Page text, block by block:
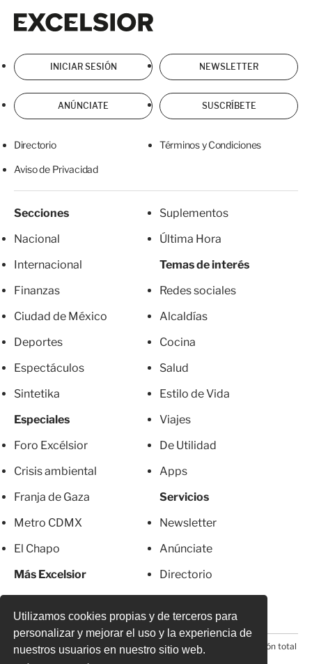
Utilizamos cookies propias y de terceros para
personalizar y mejorar el uso y la experiencia de
nuestros usuarios en nuestro sitio web.
INICIAR SESIÓN NEWSLETTER
ANÚNCIATE SUSCRÍBETE
Directorio Términos y Condiciones
Aviso de Privacidad
Secciones
Nacional
Internacional
Finanzas
Ciudad de México
Deportes
Espectáculos
Sintetika
Especiales
Foro Excélsior
Crisis ambiental
Franja de Gaza
Metro CDMX
El Chapo
Más Excelsior
Suplementos
Última Hora
Temas de interés
Redes sociales
Alcaldías
Cocina
Salud
Estilo de Vida
Viajes
De Utilidad
Apps
Servicios
Newsletter
Anúnciate
Directorio
© 2026 Todos los derechos reservados. Prohibida la reproducción total
o parcial, incluyendo cualquier medio electrónico*